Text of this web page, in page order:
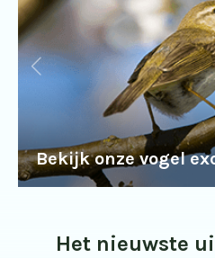
Bekijk onze vogel
Het nieuwste